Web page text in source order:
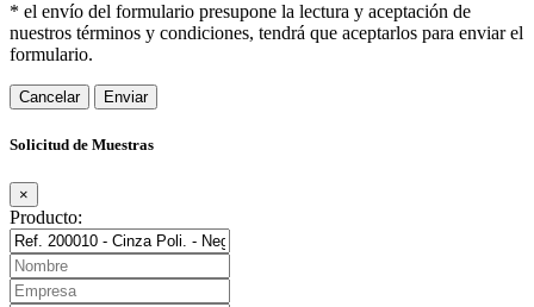
* el envío del formulario presupone la lectura y aceptación de
nuestros términos y condiciones, tendrá que aceptarlos para enviar el
formulario.
Cancelar
Solicitud de Muestras
×
Producto: